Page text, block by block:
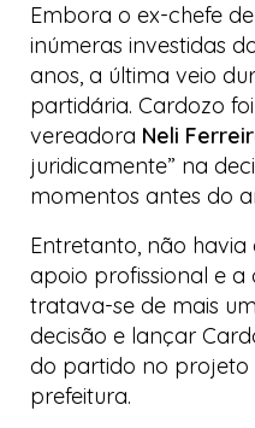
Embora o ex-chefe
inúmeras investidas
anos, a última veio
partidária. Cardozo
vereadora Neli
juridicamente” na
momentos antes do
Entretanto, não havia
apoio profissional e a
tratava-se de mais
decisão e lançar
do partido no
prefeitura.